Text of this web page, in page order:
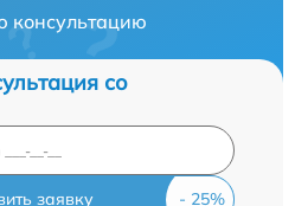
консультацию
со
заявку